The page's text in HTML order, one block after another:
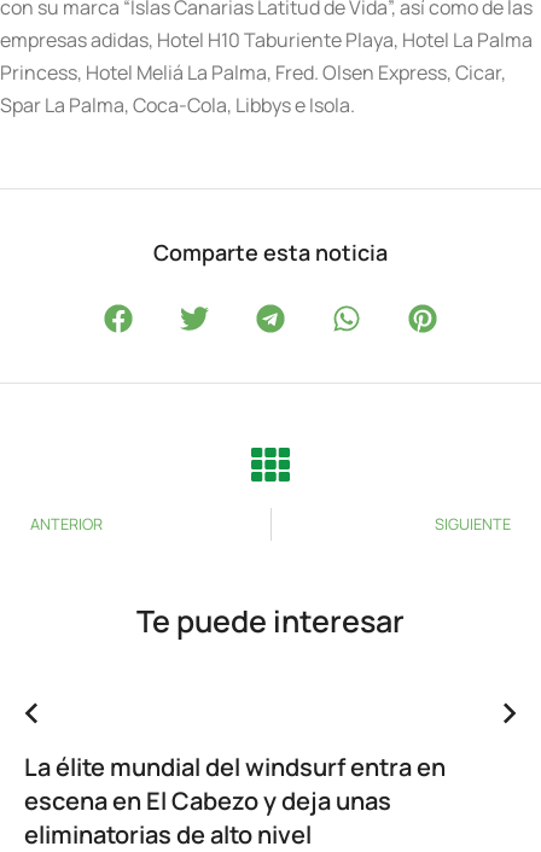
con su marca “Islas Canarias Latitud de Vida”, así como de las
empresas adidas, Hotel H10 Taburiente Playa, Hotel La Palma
Princess, Hotel Meliá La Palma, Fred. Olsen Express, Cicar,
Spar La Palma, Coca-Cola, Libbys e Isola.
Comparte esta noticia
ANTERIOR SIGUIENTE
Te puede interesar
La élite mundial del windsurf entra en
escena en El Cabezo y deja unas
eliminatorias de alto nivel